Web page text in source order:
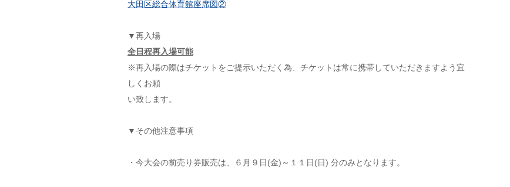
大田区総合体育館座席図②
▼再入場
全日程再入場可能
※再入場の際はチケットをご提示いただく為、チケットは常に携帯していただきますよう宜
しくお願
い致します。
▼その他注意事項
・今大会の前売り券販売は、６月９日(金)～１１日(日) 分のみとなります。